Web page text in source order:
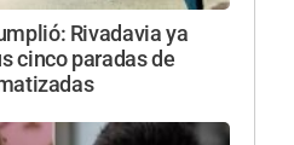
Rivadavia ya
cinco paradas de